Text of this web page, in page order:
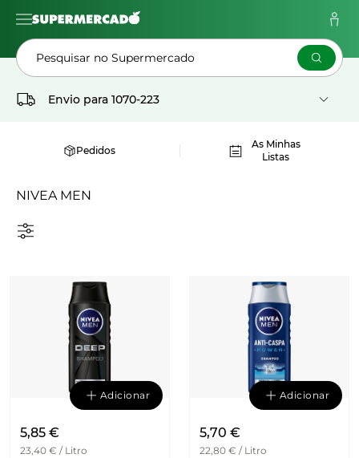
Pesquisar no Supermercado
Envio para 1070-223
Pedidos
As Minhas
Listas
NIVEA MEN
Adicionar
5,85 €
23,40 € / Litro
Adicionar
5,70 €
22,80 € / Litro